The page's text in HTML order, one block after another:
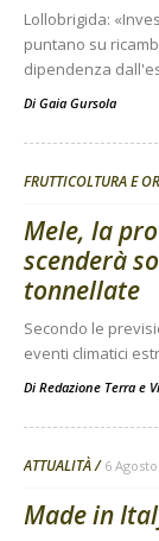
Lollobrigida:
puntano su
dipendenza
Di Gaia Gursola
FRUTTICOLTURA E
Mele, la
scenderà
tonnellate
Secondo le
eventi climatici
Di Redazione Terra e
ATTUALITÀ 6
Made in